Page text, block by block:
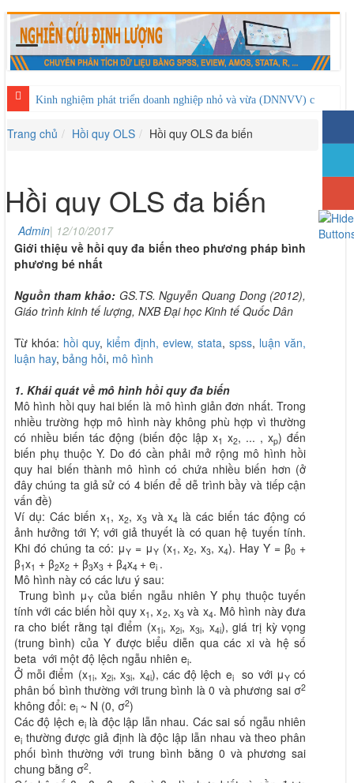
Kinh nghiệm phát triển doanh nghiệp nhỏ và vừa (DNNVV) của Nhậ
Trang chủ Hồi quy OLS Hồi quy OLS đa biến
Hồi quy OLS đa biến
Admin| 12/10/2017
Giới thiệu về hồi quy đa biến theo phương pháp bình
phương bé nhất
Nguồn tham khảo: GS.TS. Nguyễn Quang Dong (2012),
Giáo trình kinh tế lượng, NXB Đại học Kinh tế Quốc Dân
Từ khóa: hồi quy, kiểm định, eview, stata,spss, luận văn,
luận hay, bảng hỏi, mô hình
1. Khái quát về mô hình hồi quy đa biến
Mô hình hồi quy hai biến là mô hình giản đơn nhất. Trong
nhiều trường hợp mô hình này không phù hợp vì thường
có nhiều biến tác động (biến độc lập x1 x2, ... , xp) đến
biến phụ thuộc Y. Do đó cần phải mở rộng mô hình hồi
quy hai biến thành mô hình có chứa nhiều biến hơn (ở
đây chúng ta giả sử có 4 biến để dễ trình bầy và tiếp cận
vấn đề)
Ví dụ: Các biến x1 , x2, x3 và x4 là các biến tác động có
ảnh hưởng tới Y; với giả thuyết là có quan hệ tuyến tính.
Khi đó chúng ta có: μY= μY(x1 , x2, x3, x4). Hay Y = β0 +
β1x1 + β2x2+ β3x3 + β4x4 + ei .
Mô hình này có các lưu ý sau:
Trung bình μY của biến ngẫu nhiên Y phụ thuộc tuyến
tính với các biến hồi quy x1 , x2, x3 và x4. Mô hình này đưa
ra cho biết rằng tại điểm (x1i, x2i, x3i, x4i), giá trị kỳ vọng
(trung bình) của Y được biểu diễn qua các xi và hệ số
beta với một độ lệch ngẫu nhiên ei.
Ở mỗi điểm (x1i, x2i, x3i, x4i), các độ lệch eiso với μYcó
phân bố bình thường với trung bình là 0 và phương sai σ2
không đổi: ei~ N (0, σ2)
Các độ lệch eilà độc lập lẫn nhau. Các sai số ngẫu nhiên
eithường được giả định là độc lập lẫn nhau và theo phân
phối bình thường với trung bình bằng 0 và phương sai
chung bằng σ2.